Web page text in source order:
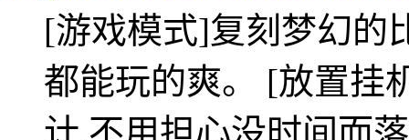
[游戏模式]复刻梦幻的
都能玩的爽。 [放置挂
计,不用担心没时间而